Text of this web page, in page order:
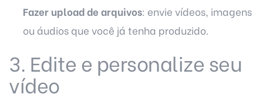
Fazer upload de arquivos: envie vídeos, imagens
ou áudios que você já tenha produzido.
3. Edite e personalize seu
vídeo